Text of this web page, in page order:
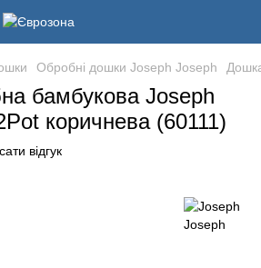
Обробні дошки Joseph Joseph
бамбукова Joseph
коричнева (60111)
відгук